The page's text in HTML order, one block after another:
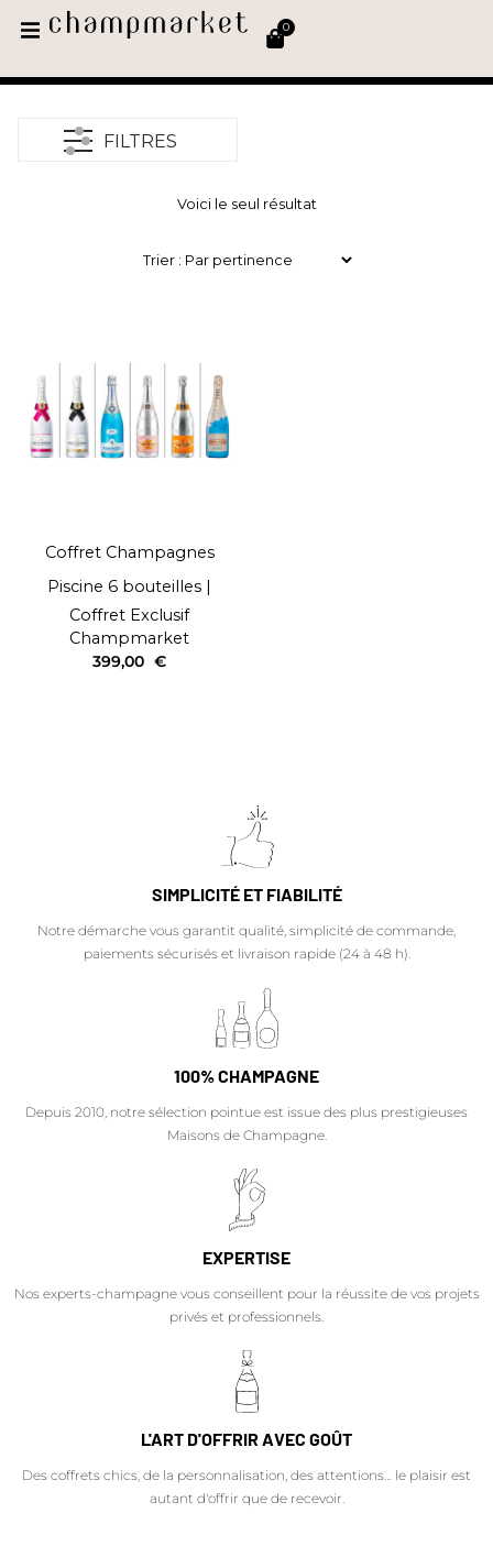
0
FILTRES
Voici le seul résultat
Coffret Champagnes
Piscine 6 bouteilles
Coffret Exclusif
Champmarket
399,00 €
SIMPLICITÉ ET FIABILITÉ
Notre démarche vous garantit qualité, simplicité de commande,
paiements sécurisés et livraison rapide (24 à 48 h).
100% CHAMPAGNE
Depuis 2010, notre sélection pointue est issue des plus prestigieuses
Maisons de Champagne.
EXPERTISE
Nos experts-champagne vous conseillent pour la réussite de vos projets
privés et professionnels.
L'ART D'OFFRIR AVEC GOÛT
Des coffrets chics, de la personnalisation, des attentions… le plaisir est
autant d'offrir que de recevoir.